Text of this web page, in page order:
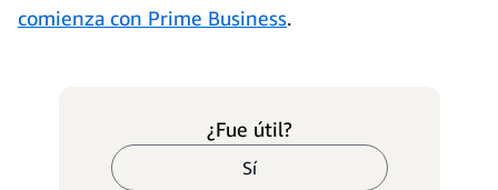
comienza con Prime Business.
¿Fue útil?
Sí